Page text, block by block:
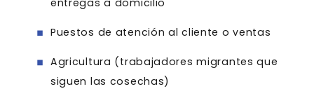
Puestos de atención al cliente o ventas
Agricultura (trabajadores migrantes que
siguen las cosechas)